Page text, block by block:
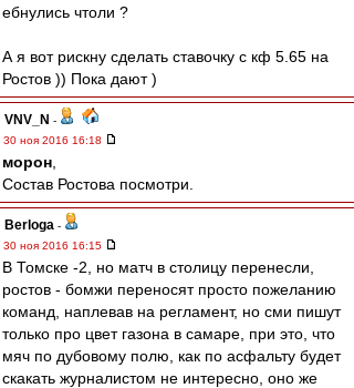
ебнулись чтоли ?
А я вот рискну сделать ставочку с кф 5.65 на
Ростов )) Пока дают )
VNV_N -
30 ноя 2016 16:18
морон
Состав Ростова посмотри.
Berloga -
30 ноя 2016 16:15
В Томске -2, но матч в столицу перенесли,
ростов - бомжи переносят просто пожеланию
команд, наплевав на регламент, но сми пишут
только про цвет газона в самаре, при это, что
мяч по дубовому полю, как по асфальту будет
скакать журналистом не интересно, оно же